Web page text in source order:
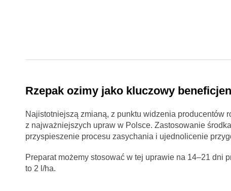
Rzepak ozimy jako kluczowy
Najistotniejszą zmianą, z punktu widzenia producentów
z najważniejszych upraw w Polsce. Zastosowanie
przyspieszenie procesu zasychania i ujednolicenie
Preparat możemy stosować w tej uprawie na 14–21 dni
to 2 l/ha.